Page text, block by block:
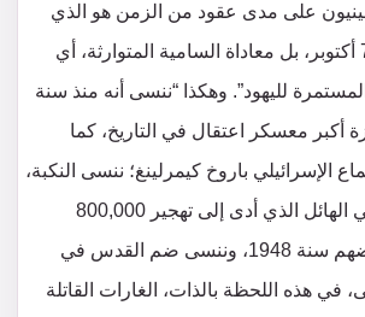
على مدى عقود من الزمن هو الذي
يقف وراء هجوم 7 أكتوبر، بل معاداة السامية المتوارثة، أي
والمستمرة لليهود”. وهكذا “ننسى أنه منذ سنة
غزة أكبر معسكر اعتقال في التاريخ، كما
الإسرائيلي باروخ كيمرلينغ؛ ننسى النكبة،
أي التطهير العرقي الهائل الذي أدى إلى تهجير 800,000
فلسطيني من أرضهم سنة 1948، وننسى ضم القدس في
وننسى، في هذه اللحظة بالذات، الغارات القاتلة